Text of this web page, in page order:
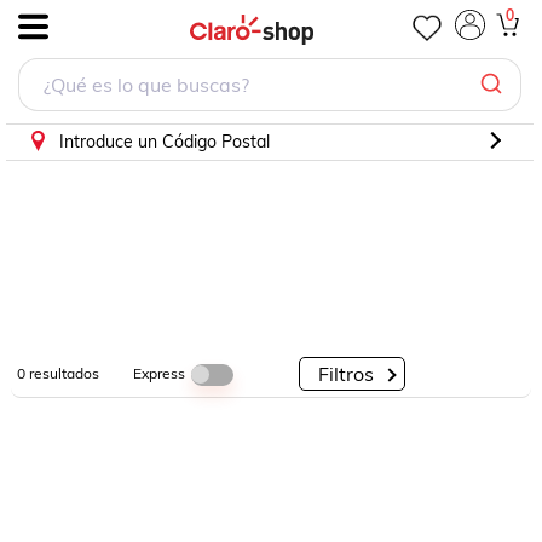
0
Introduce un Código Postal
0resultados Express Filtros
PorCategorías
PorMarcas
PorDescuento